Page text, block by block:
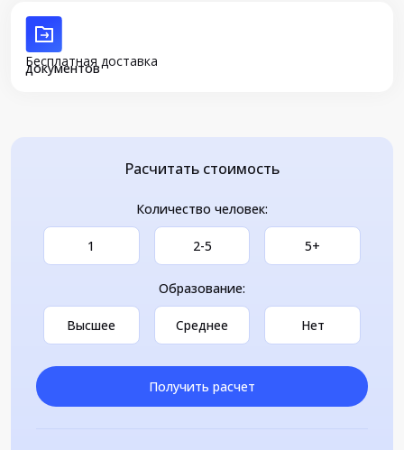
Бесплатная доставка
документов
Расчитать стоимость
Количество человек:
1 2-5 5+
Образование:
Высшее Среднее Нет
Получить расчет